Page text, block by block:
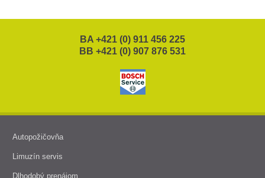
BA +421 (0) 911 456 225
BB +421 (0) 907 876 531
Autopožičovňa
Limuzín servis
Dlhodobý prenájom